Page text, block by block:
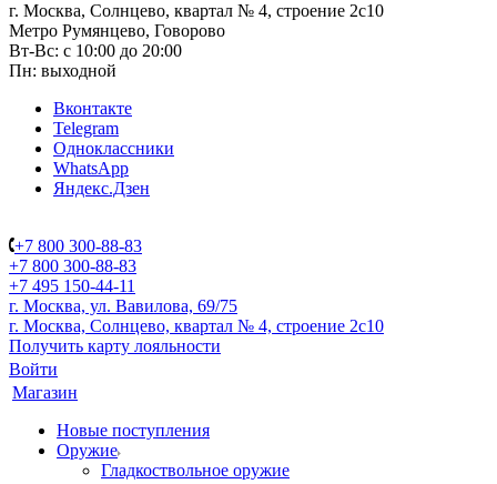
г. Москва, Солнцево, квартал № 4, строение 2с10
Метро Румянцево, Говорово
Вт-Вс: с 10:00 до 20:00
Пн: выходной
Вконтакте
Telegram
Одноклассники
WhatsApp
Яндекс.Дзен
+7 800 300-88-83
+7 800 300-88-83
+7 495 150-44-11
г. Москва, ул. Вавилова, 69/75
г. Москва, Солнцево, квартал № 4, строение 2с10
Получить карту лояльности
Войти
Магазин
Новые поступления
Оружие
Гладкоствольное оружие